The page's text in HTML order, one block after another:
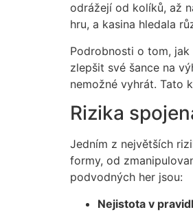
odrážejí od kolíků, až
hru, a kasina hledala
Podrobnosti o tom,
zlepšit své šance na
nemožné vyhrát. Tato
Rizika
Jedním z největších
formy, od
podvodných her jsou:
Nejistota v